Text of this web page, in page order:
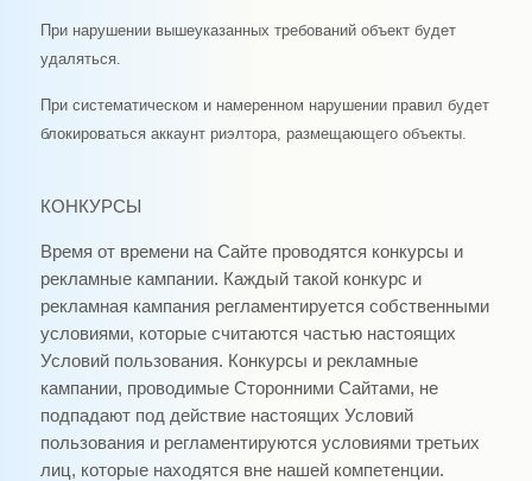
При нарушении вышеуказанных требований объект будет
удаляться.
При систематическом и намеренном нарушении правил будет
блокироваться аккаунт риэлтора, размещающего объекты.
КОНКУРСЫ
Время от времени на Сайте проводятся конкурсы и
рекламные кампании. Каждый такой конкурс и
рекламная кампания регламентируется собственными
условиями, которые считаются частью настоящих
Условий пользования. Конкурсы и рекламные
кампании, проводимые Сторонними Сайтами, не
подпадают под действие настоящих Условий
пользования и регламентируются условиями третьих
лиц, которые находятся вне нашей компетенции.